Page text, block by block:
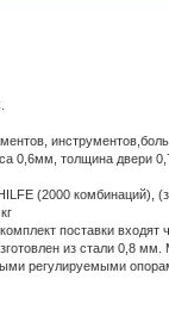
0,6мм, толщина двери
(2000 комбинаций),
поставки
из стали 0,8
регулируемыми